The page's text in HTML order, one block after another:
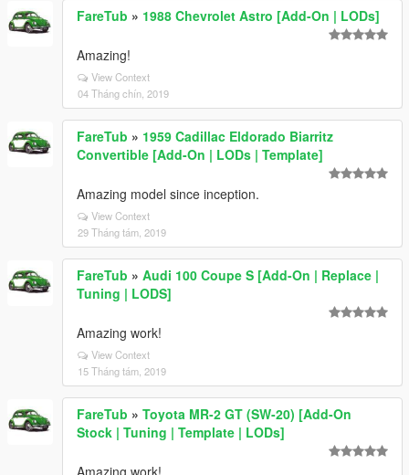
FareTub » 1988 Chevrolet Astro [Add-On | LODs]
Amazing!
View Context
04 Tháng chín, 2019
FareTub » 1959 Cadillac Eldorado Biarritz
Convertible [Add-On | LODs | Template]
Amazing model since inception.
View Context
29 Tháng tám, 2019
FareTub » Audi 100 Coupe S [Add-On | Replace |
Tuning | LODS]
Amazing work!
View Context
15 Tháng tám, 2019
FareTub » Toyota MR-2 GT (SW-20) [Add-On
Stock | Tuning | Template | LODs]
Amazing work!